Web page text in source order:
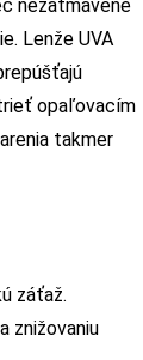
nezatmavené
Lenže UVA
opaľovacím
takmer
záťaž.
znižovaniu